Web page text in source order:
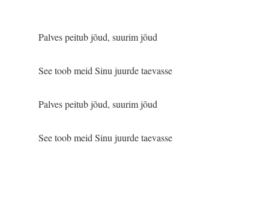
Palves peitub jõud, suurim jõud
See toob meid Sinu juurde taevasse
Palves peitub jõud, suurim jõud
See toob meid Sinu juurde taevasse